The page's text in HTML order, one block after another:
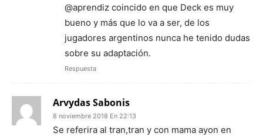
@aprendiz coincido en que Deck es muy
bueno y más que lo va a ser, de los
jugadores argentinos nunca he tenido dudas
sobre su adaptación.
Respuesta
Arvydas Sabonis
8 noviembre 2018 En 22:13
Se referira al tran,tran y con mama ayon en